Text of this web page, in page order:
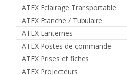
ATEX Eclairage Transportable
ATEX Etanche / Tubulaire
ATEX Lanternes
ATEX Postes de commande
ATEX Prises et fiches
ATEX Projecteurs